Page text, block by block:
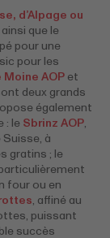
d’Alpage ou
que le
pour une
pour les
Moine AOP et
deux grands
également
: le Sbrinz AOP,
Suisse, à
gratins ; le
four ou en
, affiné au
puissant
succès